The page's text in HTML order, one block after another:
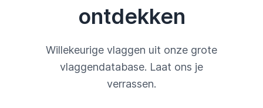
ontdekken
Willekeurige vlaggen uit onze grote
vlaggendatabase. Laat ons je
verrassen.